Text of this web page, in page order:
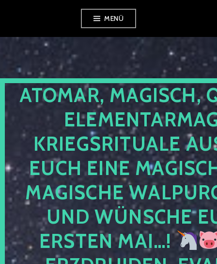
springen
MENÜ
ATOMAR, MAGISCH,
KRIEGSRITUALE
EUCH EINE
MAGISCHE
UND WÜNSCHE
ERSTEN MAI…!